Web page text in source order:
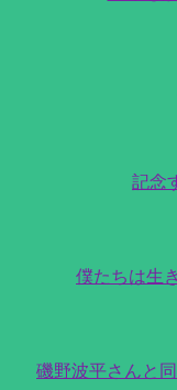
記念
僕たちは生
磯野波平さんと